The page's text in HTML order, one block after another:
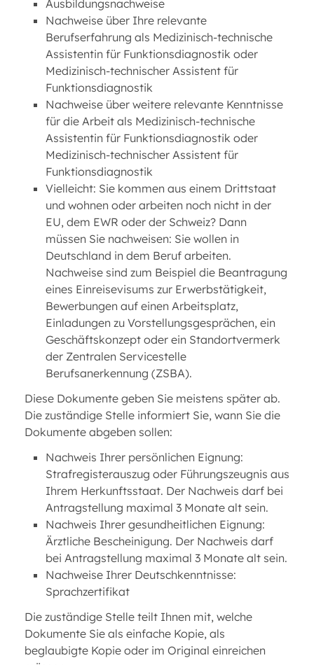
Ausbildungsnachweise
Nachweise über Ihre relevante
Berufserfahrung als Medizinisch-technische
Assistentin für Funktionsdiagnostik oder
Medizinisch-technischer Assistent für
Funktionsdiagnostik
Nachweise über weitere relevante Kenntnisse
für die Arbeit als Medizinisch-technische
Assistentin für Funktionsdiagnostik oder
Medizinisch-technischer Assistent für
Funktionsdiagnostik
Vielleicht: Sie kommen aus einem Drittstaat
und wohnen oder arbeiten noch nicht in der
EU, dem EWR oder der Schweiz? Dann
müssen Sie nachweisen: Sie wollen in
Deutschland in dem Beruf arbeiten.
Nachweise sind zum Beispiel die Beantragung
eines Einreisevisums zur Erwerbstätigkeit,
Bewerbungen auf einen Arbeitsplatz,
Einladungen zu Vorstellungsgesprächen, ein
Geschäftskonzept oder ein Standortvermerk
der Zentralen Servicestelle
Berufsanerkennung (ZSBA).
Diese Dokumente geben Sie meistens später ab.
Die zuständige Stelle informiert Sie, wann Sie die
Dokumente abgeben sollen:
Nachweis Ihrer persönlichen Eignung:
Strafregisterauszug oder Führungszeugnis aus
Ihrem Herkunftsstaat. Der Nachweis darf bei
Antragstellung maximal 3 Monate alt sein.
Nachweis Ihrer gesundheitlichen Eignung:
Ärztliche Bescheinigung. Der Nachweis darf
bei Antragstellung maximal 3 Monate alt sein.
Nachweise Ihrer Deutschkenntnisse:
Sprachzertifikat
Die zuständige Stelle teilt Ihnen mit, welche
Dokumente Sie als einfache Kopie, als
beglaubigte Kopie oder im Original einreichen